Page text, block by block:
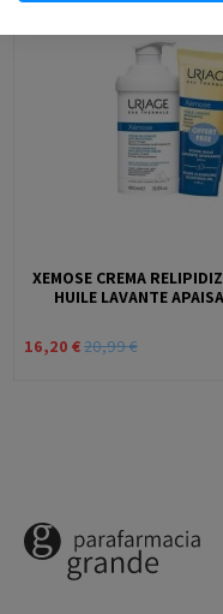
-22,82%
XEMOSE CREMA
HUILE LAVANTE
16,20 €20,99 €